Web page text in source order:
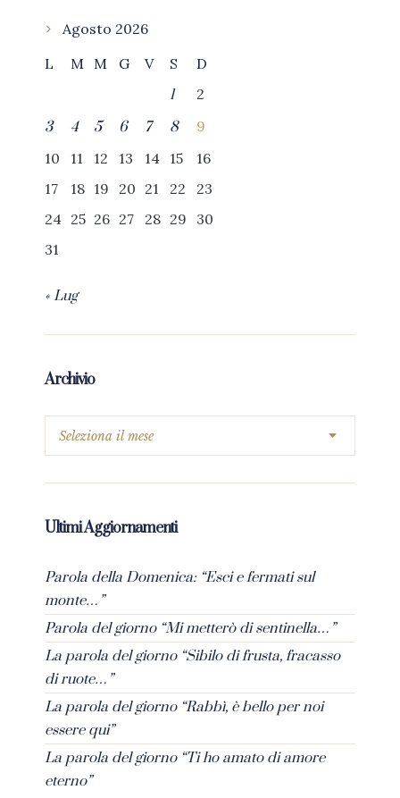
Agosto 2026
L
M M G V S
D
1
2
3
4 5 6 7 8
9
10
11 12 13 14 15
16
17
18 19 20 21 22
23
24 25 26 27 28 29
30
31
« Lug
Archivio
Ultimi Aggiornamenti
Parola della Domenica: “Esci e fermati sul
monte…”
Parola del giorno “Mi metterò di sentinella…”
La parola del giorno “Sibilo di frusta, fracasso
di ruote…”
La parola del giorno “Rabbì, è bello per noi
essere qui”
La parola del giorno “Ti ho amato di amore
eterno”